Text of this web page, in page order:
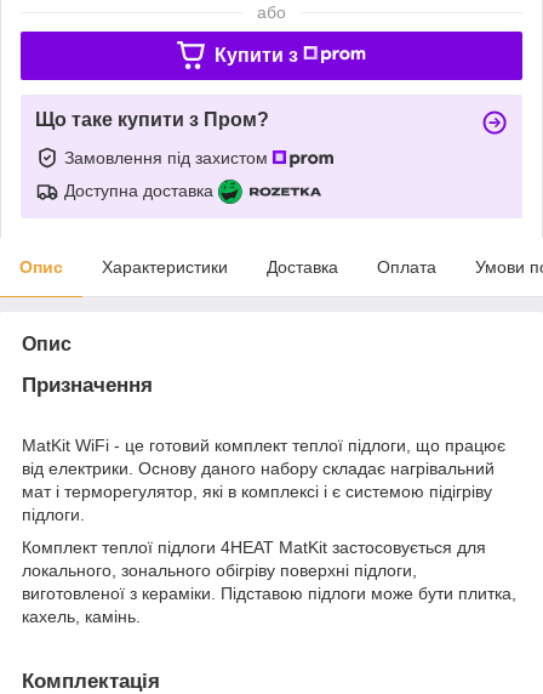
або
Купити з
Що таке купити з Пром?
Замовлення під захистом
Доступна доставка
Опис Характеристики Доставка Оплата Умови
Опис
Призначення
MatKit WiFi - це готовий комплект теплої підлоги, що працює
від електрики. Основу даного набору складає нагрівальний
мат і терморегулятор, які в комплексі і є системою підігріву
підлоги.
Комплект теплої підлоги 4HEAT MatKit застосовується для
локального, зонального обігріву поверхні підлоги,
виготовленої з кераміки. Підставою підлоги може бути плитка,
кахель, камінь.
Комплектація